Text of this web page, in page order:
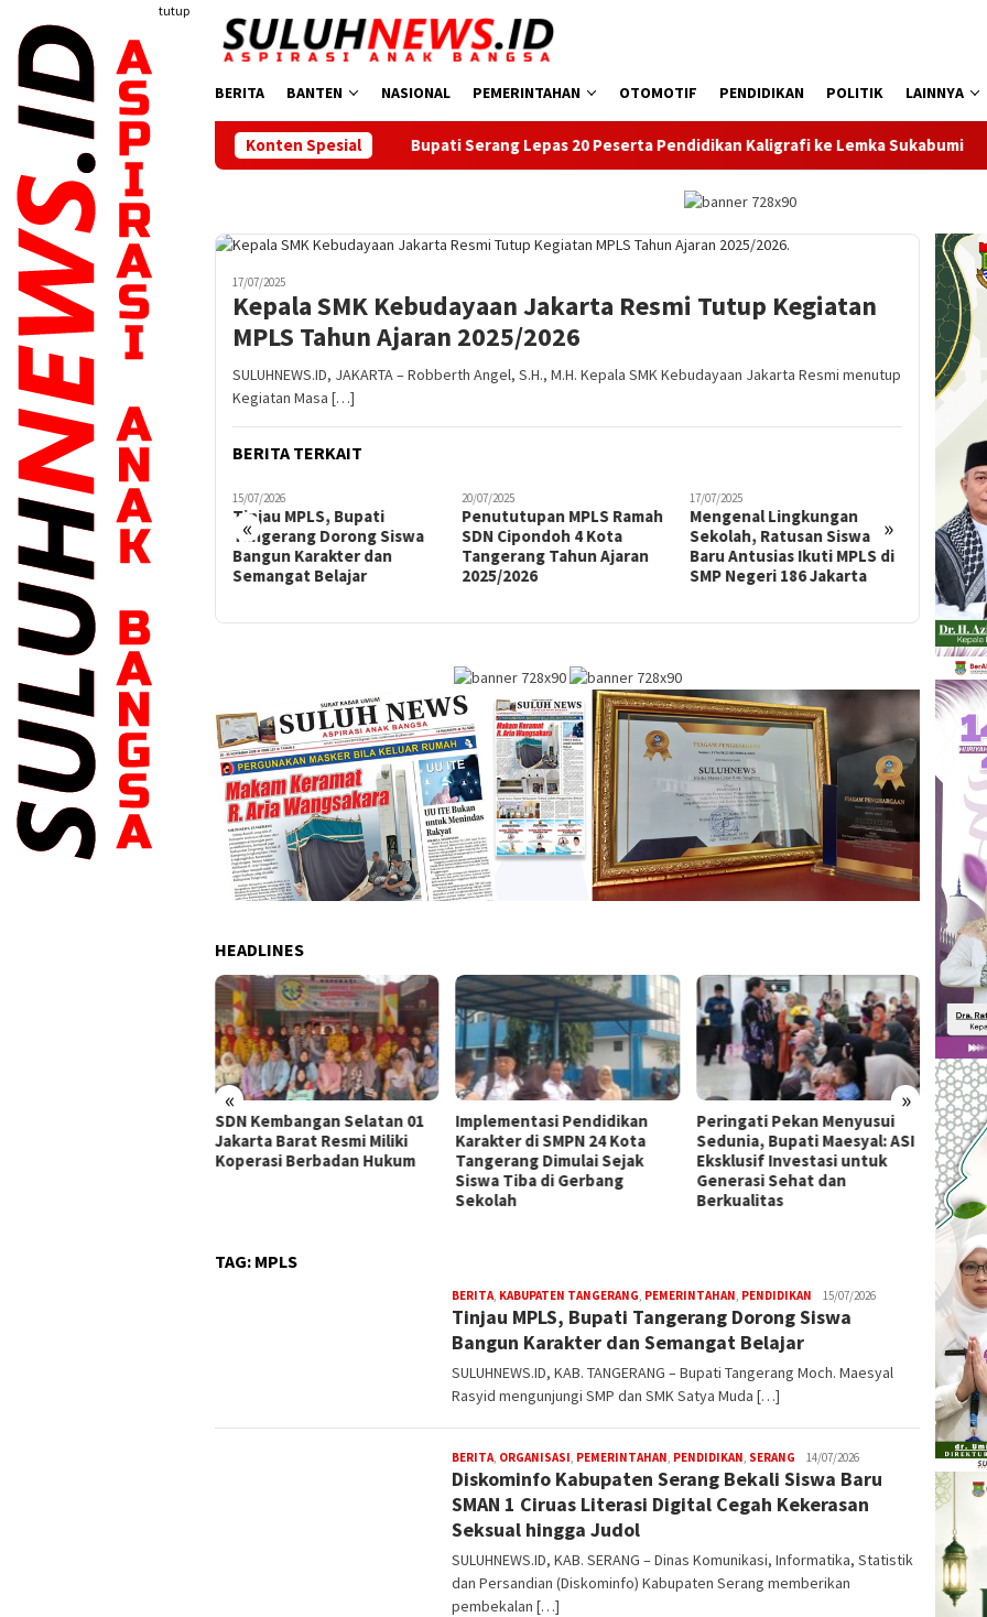
konten
tutup
BERITA BANTEN NASIONAL PEMERINTAHAN OTOMOTIF PENDIDIKAN POLITIK LAINNYA
Konten Spesial
Bupati Serang Lepas 20 Peserta Pendidikan Kaligrafi ke Lemka Sukabumi SDN Kembangan
17/07/2025
Kepala SMK Kebudayaan Jakarta Resmi Tutup Kegiatan
MPLS Tahun Ajaran 2025/2026
SULUHNEWS.ID, JAKARTA – Robberth Angel, S.H., M.H. Kepala SMK Kebudayaan Jakarta Resmi menutup
Kegiatan Masa […]
BERITA TERKAIT
« »
16/07/2025
288 Siswa Baru SMPN 45
Jakarta Jalani MPLS,
Disiplin Jadi Fokus Utama
15/07/2026
Tinjau MPLS, Bupati
Tangerang Dorong Siswa
Bangun Karakter dan
Semangat Belajar
20/07/2025
Penututupan MPLS Ramah
SDN Cipondoh 4 Kota
Tangerang Tahun Ajaran
2025/2026
17/07/2025
Mengenal Lingkungan
Sekolah, Ratusan Siswa
Baru Antusias Ikuti MPLS di
SMP Negeri 186 Jakarta
16/07/2025
Negeri
Ajaran
HEADLINES
« »
SDN Kembangan Selatan 01
Jakarta Barat Resmi Miliki
Koperasi Berbadan Hukum
Implementasi Pendidikan
Karakter di SMPN 24 Kota
Tangerang Dimulai Sejak
Siswa Tiba di Gerbang
Sekolah
Peringati Pekan Menyusui
Sedunia, Bupati Maesyal: ASI
Eksklusif Investasi untuk
Generasi Sehat dan
Berkualitas
One
TAG: MPLS
BERITA, KABUPATEN TANGERANG, PEMERINTAHAN, PENDIDIKAN W4nt0
15/07/2026
Tinjau MPLS, Bupati Tangerang Dorong Siswa
Bangun Karakter dan Semangat Belajar
SULUHNEWS.ID, KAB. TANGERANG – Bupati Tangerang Moch. Maesyal
Rasyid mengunjungi SMP dan SMK Satya Muda […]
BERITA, ORGANISASI, PEMERINTAHAN, PENDIDIKAN, SERANG W4nt0
14/07/2026
Diskominfo Kabupaten Serang Bekali Siswa Baru
SMAN 1 Ciruas Literasi Digital Cegah Kekerasan
Seksual hingga Judol
SULUHNEWS.ID, KAB. SERANG – Dinas Komunikasi, Informatika, Statistik
dan Persandian (Diskominfo) Kabupaten Serang memberikan
pembekalan […]